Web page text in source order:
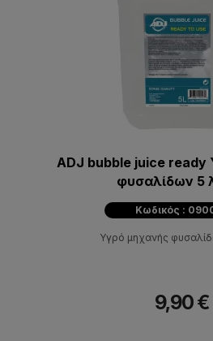
ADJ bubble juice ready
φυσαλίδων 5
Κωδικός :
Υγρό μηχανής
9,90 €